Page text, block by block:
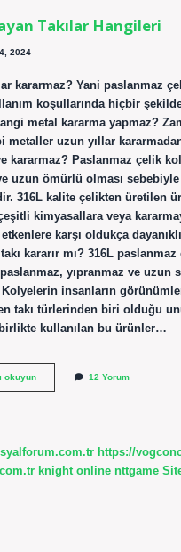
Takılar Hangileri
2024
kararmaz? Yani paslanmaz
koşullarında hiçbir
metal kararma yapmaz?
metaller uzun yıllar
kararmaz? Paslanmaz çelik
uzun ömürlü olması sebebiyle
316L kalite çelikten üretilen
kimyasallara veya
karşı oldukça dayanıklı
kararır mı? 316L
yıpranmaz ve uzun
insanların
takı türlerinden biri olduğu
kullanılan bu ürünler…
okuyunKararmayan 12 Yorum
https://
knight online nttgame